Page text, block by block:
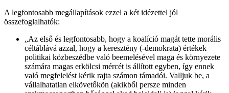
A legfontosabb megállapítások ezzel a két idézettel jól
összefoglalhatók:
„Az első és legfontosabb, hogy a koalíció magát tette morális
céltáblává azzal, hogy a keresztény (-demokrata) értékek
politikai közbeszédbe való beemelésével maga és környezete
számára magas erkölcsi mércét is állított egyben, így ennek
való megfelelést kérik rajta számon támadói. Valljuk be, a
vállalhatatlan elkövetőkön (akikből persze minden